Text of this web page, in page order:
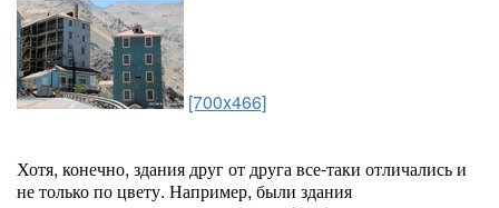
[700x466]
Хотя, конечно, здания друг от друга все-таки отличались и
не только по цвету. Например, были здания